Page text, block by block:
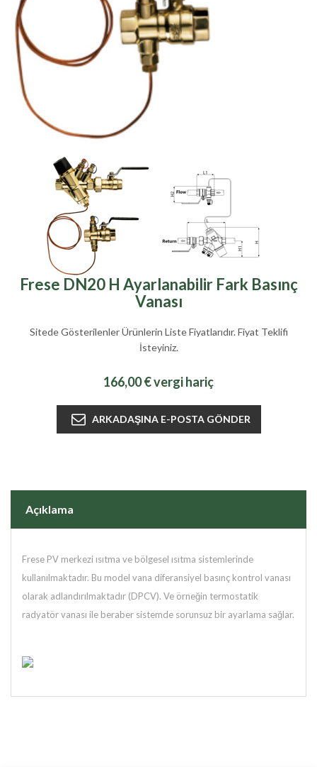
Frese DN20 H Ayarlanabilir Fark Basınç
Vanası
Sitede Gösterilenler Ürünlerin Liste Fiyatlarıdır. Fiyat Teklifi
İsteyiniz.
166,00 € vergi hariç
Açıklama
Frese PV merkezi ısıtma ve bölgesel ısıtma sistemlerinde
kullanılmaktadır. Bu model vana diferansiyel basınç kontrol vanası
olarak adlandırılmaktadır (DPCV). Ve örneğin termostatik
radyatör vanası ile beraber sistemde sorunsuz bir ayarlama sağlar.